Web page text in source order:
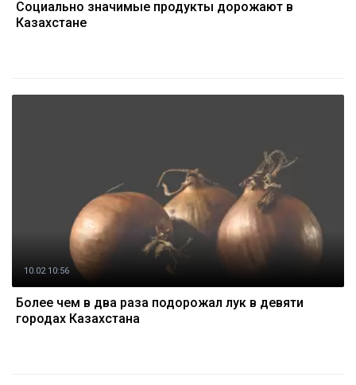
Социально значимые продукты дорожают в
Казахстане
10.02 10:56
Более чем в два раза подорожал лук в девяти
городах Казахстана